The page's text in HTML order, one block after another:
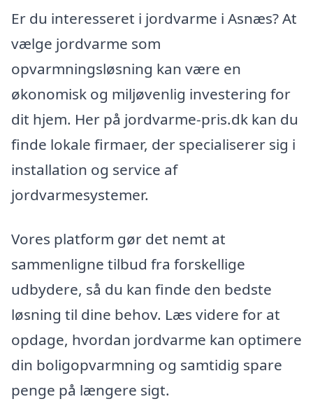
Er du interesseret i jordvarme i Asnæs? At
vælge jordvarme som
opvarmningsløsning kan være en
økonomisk og miljøvenlig investering for
dit hjem. Her på jordvarme-pris.dk kan du
finde lokale firmaer, der specialiserer sig i
installation og service af
jordvarmesystemer.
Vores platform gør det nemt at
sammenligne tilbud fra forskellige
udbydere, så du kan finde den bedste
løsning til dine behov. Læs videre for at
opdage, hvordan jordvarme kan optimere
din boligopvarmning og samtidig spare
penge på længere sigt.